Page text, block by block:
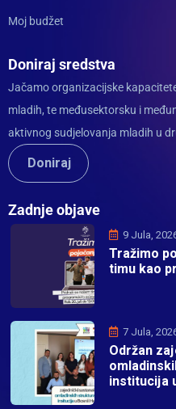
Moj budžet
Doniraj sredstva
Jačamo organizacijske
mladih, te međusektorsku i
aktivnog sudjelovanja mladih u
Doniraj
Zadnje objave
9 Jula,
Tražimo
timu kao
7 Jula,
Održan
institucija